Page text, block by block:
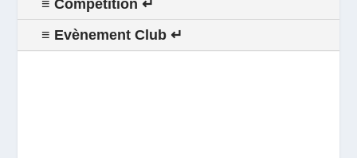
≡ Compétition ↵
≡ Evènement Club ↵